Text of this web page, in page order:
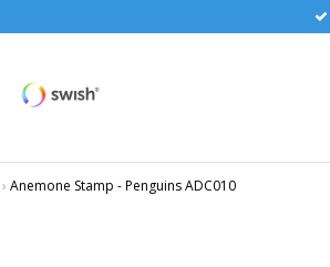
› Anemone Stamp - Penguins ADC010